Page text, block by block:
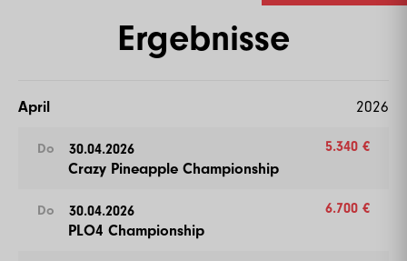
Ergebnisse
April 2026
Do 30.04.2026
Crazy Pineapple Championship
5.340 €
Do 30.04.2026
PLO4 Championship
6.700 €